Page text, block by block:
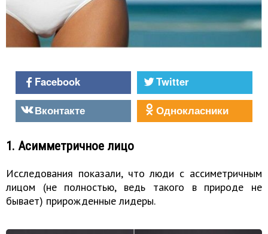
Facebook
Twitter
Вконтакте
Однокласники
1. Асимметричное лицо
Исследования показали, что люди с ассиметричным
лицом (не полностью, ведь такого в природе не
бывает) прирожденные лидеры.